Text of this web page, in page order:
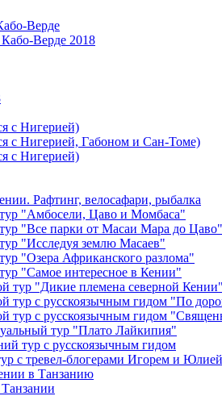
Верде
Верде 2018
с Нигерией)
с Нигерией, Габоном и Сан-Томе)
с Нигерией)
Рафтинг, велосафари, рыбалка
"Амбосели, Цаво и Момбаса"
"Все парки от Масаи Мара до Цаво"
"Исследуя землю Масаев"
"Озера Африканского разлома"
"Самое интересное в Кении"
тур "Дикие племена северной Кении"
с русскоязычным гидом "По
с русскоязычным гидом
тур "Плато Лайкипия"
тур с русскоязычным гидом
с тревел-блогерами Игорем и
в Танзанию